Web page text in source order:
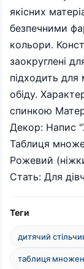
якісних
безпечними
кольори.
заокруглені
підходить для
обіду.
спинкою
Декор: Напис
Таблиця
Рожевий
Стать: Для
Теги
дитячий
таблиця